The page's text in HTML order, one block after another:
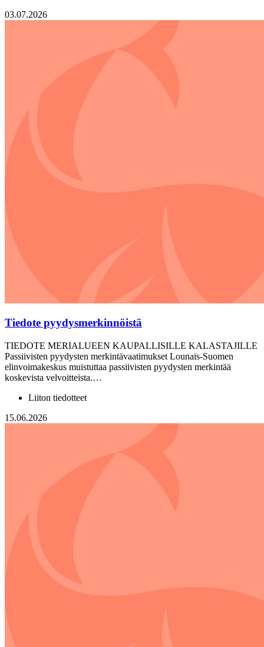
03.07.2026
Tiedote pyydysmerkinnöistä
TIEDOTE MERIALUEEN KAUPALLISILLE KALASTAJILLE
Passiivisten pyydysten merkintävaatimukset Lounais-Suomen
elinvoimakeskus muistuttaa passiivisten pyydysten merkintää
koskevista velvoitteista.…
Liiton tiedotteet
15.06.2026